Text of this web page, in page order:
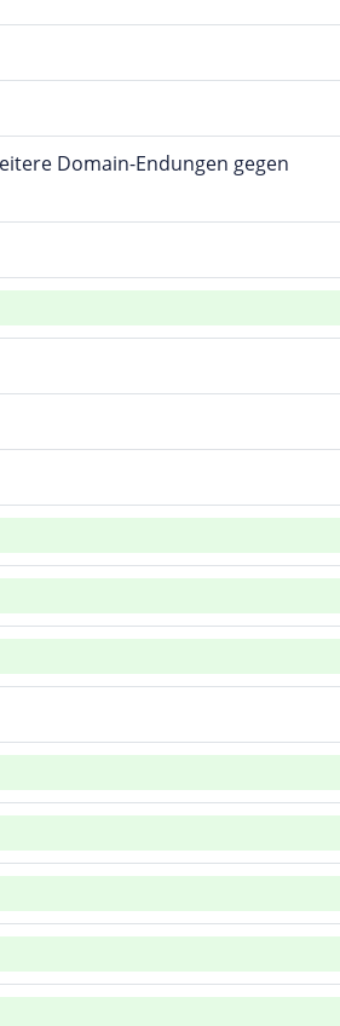
Domain-Endungen gegen